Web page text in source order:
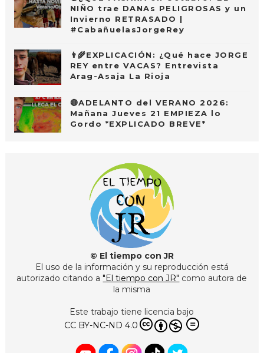
NIÑO trae DANAs PELIGROSAS y un
Invierno RETRASADO |
#CabañuelasJorgeRey
👨‍🌾EXPLICACIÓN: ¿Qué hace JORGE
REY entre VACAS? Entrevista
Arag-Asaja La Rioja
🔴ADELANTO del VERANO 2026:
Mañana Jueves 21 EMPIEZA lo
Gordo *EXPLICADO BREVE*
© El tiempo con JR
El uso de la información y su reproducción está
autorizado citando a "El tiempo con JR" como autora de
la misma
Este trabajo tiene licencia bajo
CC BY-NC-ND 4.0